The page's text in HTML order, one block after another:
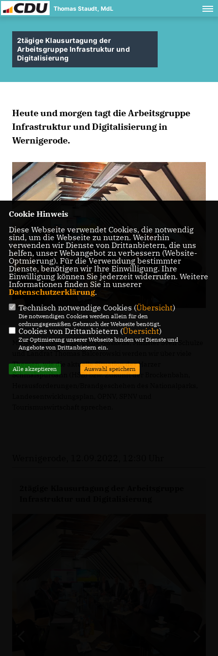
Thomas Staudt, MdL
2tägige Klausurtagung der
Arbeitsgruppe Infrastruktur und
Digitalisierung
Heute und morgen tagt die Arbeitsgruppe
Infrastruktur und Digitalisierung in
Wernigerode.
Mit der Ministerin Dr. Lydia Hüskens, Minister Sven Schulze
und Landrat Thomas Balcerowski werden wir über viele
Themen, wie die aktuelle Situation der Harzer
Schmalspurbahn (HSB) bzw. Zukunft der Brockenbahn,
Cookie Hinweis
Diese Webseite verwendet Cookies, die notwendig
sind, um die Webseite zu nutzen. Weiterhin
verwenden wir Dienste von Drittanbietern, die uns
helfen, unser Webangebot zu verbessern (Website-
Optmierung). Für die Verwendung bestimmter
Dienste, benötigen wir Ihre Einwilligung. Ihre
Einwilligung können Sie jederzeit widerrufen. Weitere
Informationen finden Sie in unserer
Datenschutzerklärung.
Technisch notwendige Cookies (Übersicht)
Die notwendigen Cookies werden allein für den
ordnungsgemäßen Gebrauch der Webseite benötigt.
Cookies von Drittanbietern (Übersicht)
Zur Optimierung unserer Webseite binden wir Dienste und
Angebote von Drittanbietern ein.
Alle akzeptieren Auswahl speichern